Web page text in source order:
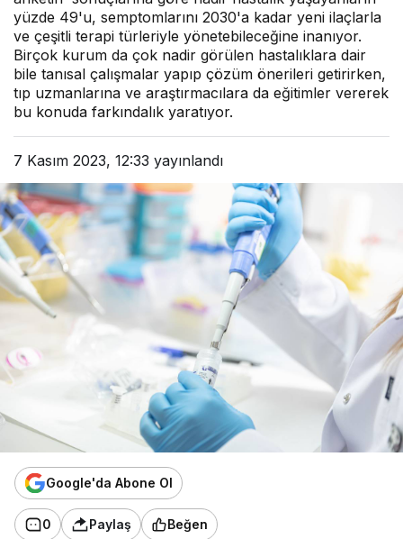
yüzde 49'u, semptomlarını 2030'a kadar yeni ilaçlarla
ve çeşitli terapi türleriyle yönetebileceğine inanıyor.
Birçok kurum da çok nadir görülen hastalıklara dair
bile tanısal çalışmalar yapıp çözüm önerileri getirirken,
tıp uzmanlarına ve araştırmacılara da eğitimler vererek
bu konuda farkındalık yaratıyor.
7 Kasım 2023, 12:33 yayınlandı
Google'da Abone Ol
0 Paylaş Beğen